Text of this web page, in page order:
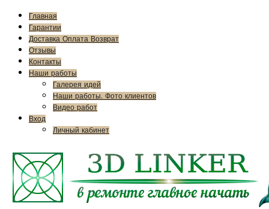
Главная
Гарантии
Доставка Оплата Возврат
Отзывы
Контакты
Наши работы
Галерея идей
Наши работы. Фото клиентов
Видео работ
Вход
Личный кабинет